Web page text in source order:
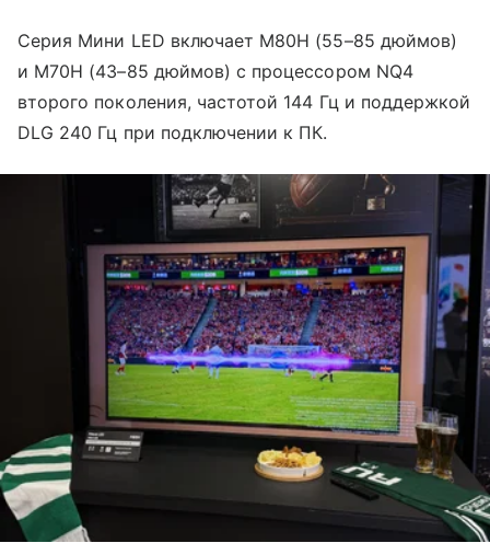
Серия Мини LED включает M80H (55–85 дюймов)
и M70H (43–85 дюймов) с процессором NQ4
второго поколения, частотой 144 Гц и поддержкой
DLG 240 Гц при подключении к ПК.